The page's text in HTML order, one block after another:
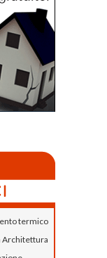
termico
Architettura